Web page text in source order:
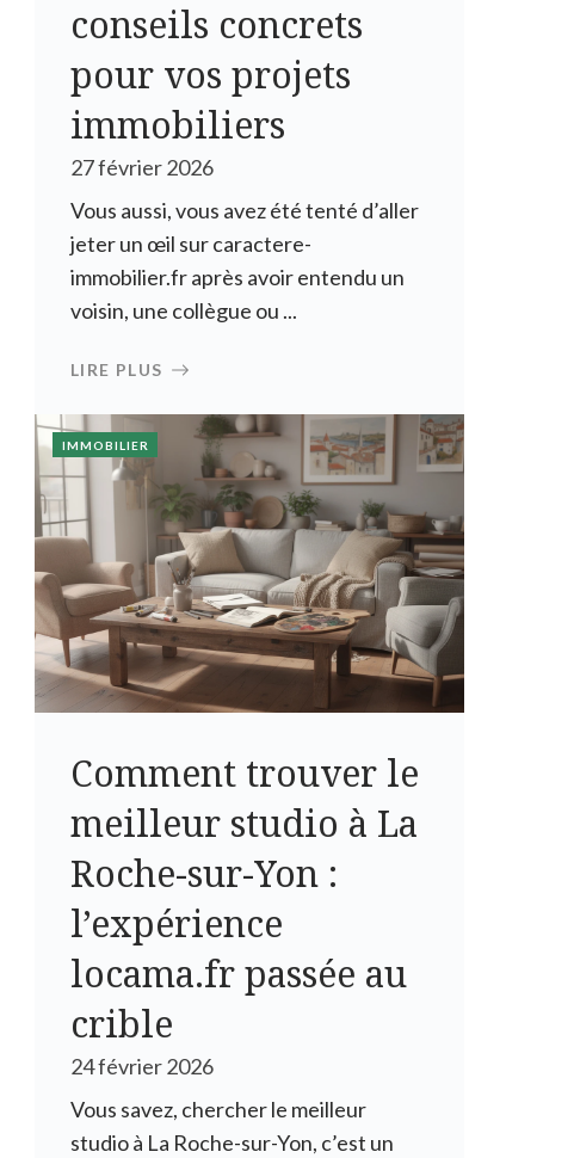
conseils concrets
pour vos projets
immobiliers
27 février 2026
Vous aussi, vous avez été tenté d’aller
jeter un œil sur caractere-
immobilier.fr après avoir entendu un
voisin, une collègue ou ...
LIRE PLUS
IMMOBILIER
Comment trouver le
meilleur studio à La
Roche-sur-Yon :
l’expérience
locama.fr passée au
crible
24 février 2026
Vous savez, chercher le meilleur
studio à La Roche-sur-Yon, c’est un